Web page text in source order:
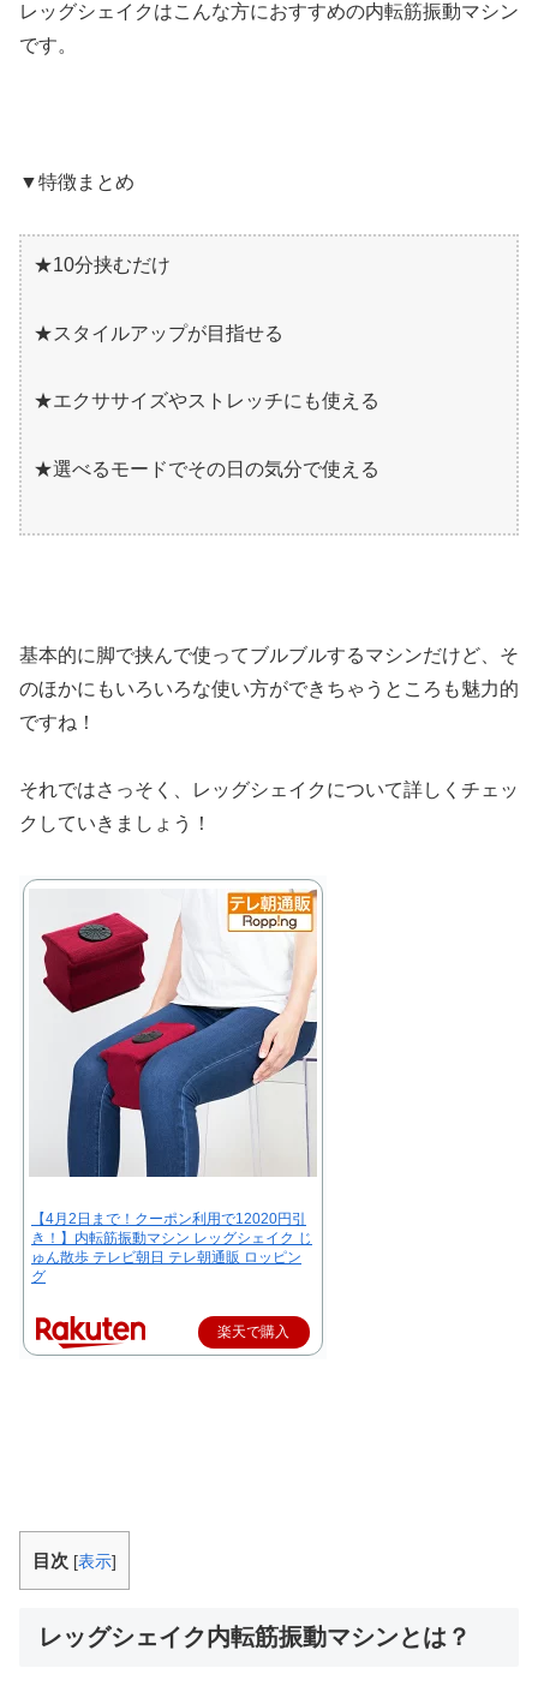
レッグシェイクはこんな方におすすめの内転筋振動マシン
です。
▼特徴まとめ
★10分挟むだけ
★スタイルアップが目指せる
★エクササイズやストレッチにも使える
★選べるモードでその日の気分で使える
基本的に脚で挟んで使ってブルブルするマシンだけど、そ
のほかにもいろいろな使い方ができちゃうところも魅力的
ですね！
それではさっそく、レッグシェイクについて詳しくチェッ
クしていきましょう！
【4月2日まで！クーポン利用で12020円引
き！】内転筋振動マシン レッグシェイク じ
ゅん散歩 テレビ朝日 テレ朝通販 ロッピン
グ
楽天で購入
目次 [表示]
レッグシェイク内転筋振動マシンとは？